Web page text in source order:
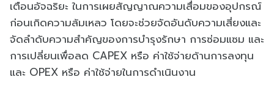
เตือนอัจฉริยะ ในการเผยสัญญาณความเสื่อมของอุปกรณ์
ก่อนเกิดความล้มเหลว โดยจะช่วยจัดอันดับความเสี่ยงและ
จัดลำดับความสำคัญของการบำรุงรักษา การซ่อมแซม และ
การเปลี่ยนเพื่อลด CAPEX หรือ ค่าใช้จ่ายด้านการลงทุน
และ OPEX หรือ ค่าใช้จ่ายในการดำเนินงาน